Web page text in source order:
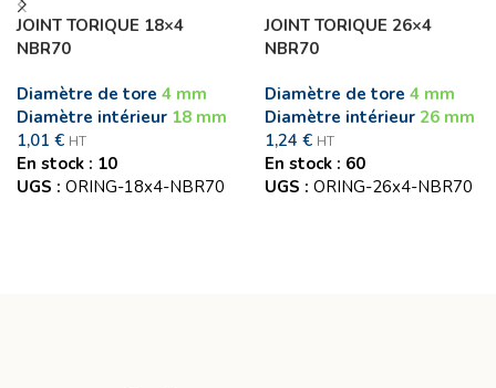
JOINT TORIQUE 18×4
NBR70
Diamètre de tore 4 mm
Diamètre intérieur 18 mm
1,01 € HT
En stock : 10
UGS : ORING-18x4-NBR70
JOINT TORIQUE 26×4
NBR70
Diamètre de tore 4 mm
Diamètre intérieur 26 mm
1,24 € HT
En stock : 60
UGS : ORING-26x4-NBR70